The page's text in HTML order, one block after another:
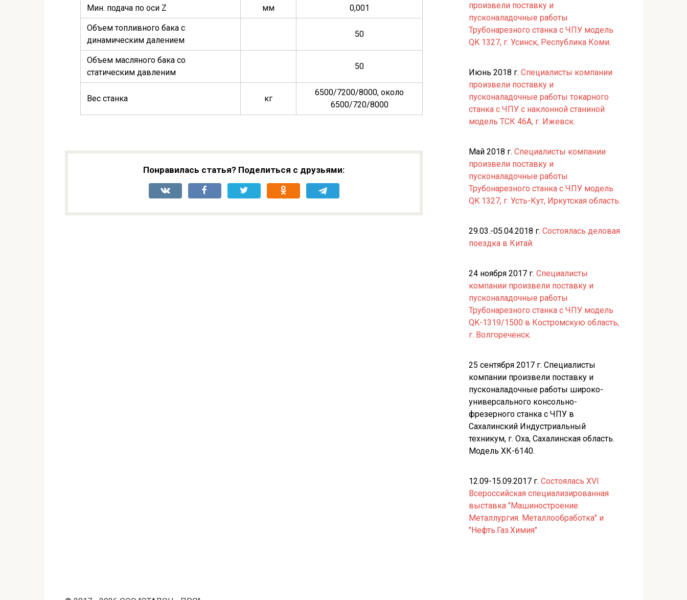
Мин. подача по оси Z мм 0,001
Объем топливного бака с
динамическим далением
50
Объем масляного бака со
статическим давленим
50
Вес станка кг
6500/7200/8000, около
6500/720/8000
Понравилась статья? Поделиться с друзьями:
произвели поставку и
пусконаладочные работы
Трубонарезного станка с ЧПУ модель
QK 1327, г. Усинск, Республика Коми.
Июнь 2018 г. Специалисты компании
произвели поставку и
пусконаладочные работы токарного
станка с ЧПУ с наклонной станиной
модель ТСК 46А, г. Ижевск.
Май 2018 г. Специалисты компании
произвели поставку и
пусконаладочные работы
Трубонарезного станка с ЧПУ модель
QK 1327, г. Усть-Кут, Иркутская область.
29.03.-05.04.2018 г. Состоялась деловая
поездка в Китай.
24 ноября 2017 г. Специалисты
компании произвели поставку и
пусконаладочные работы
Трубонарезного станка с ЧПУ модель
QK-1319/1500 в Костромскую область,
г. Волгореченск.
25 сентября 2017 г. Специалисты
компании произвели поставку и
пусконаладочные работы широко-
универсального консольно-
фрезерного станка с ЧПУ в
Сахалинский Индустриальный
техникум, г. Оха, Сахалинская область.
Модель ХК-6140.
12.09-15.09.2017 г. Состоялась XVI
Всероссийская специализированная
выставка "Машиностроение.
Металлургия. Металлообработка" и
"Нефть.Газ.Химия"